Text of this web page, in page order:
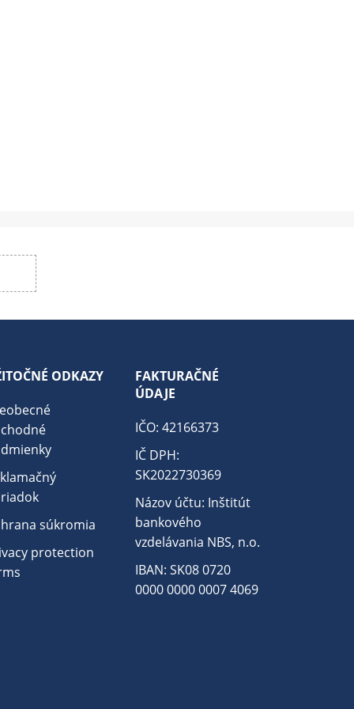
ODKAZY
súkromia
protection
FAKTURAČNÉ
ÚDAJE
IČO: 42166373
IČ DPH:
SK2022730369
Názov účtu: Inštitút
bankového
vzdelávania NBS, n.o.
IBAN: SK08 0720
0000 0000 0007 4069